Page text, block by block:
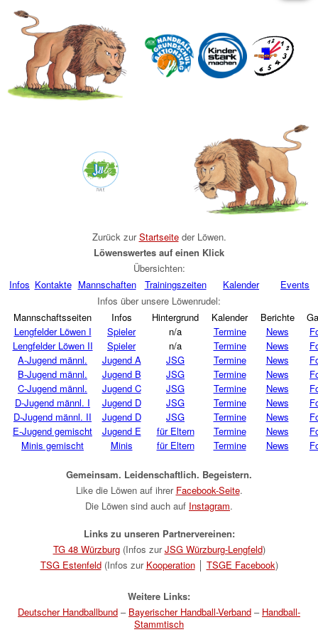
Zurück zurStartseiteder Löwen.
Löwenswertes auf einen Klick
Übersichten:
Infos Kontakte Mannschaften Trainingszeiten Kalender
Events
Infos über unsere Löwenrudel:
Mannschaftsseiten
Infos Hintergrund Kalender Berichte
Lengfelder Löwen I
Spieler n/a Termine News
Lengfelder Löwen II
Spieler n/a Termine News
A-Jugend männl.
Jugend A JSG Termine News
B-Jugend männl.
Jugend B JSG Termine News
C-Jugend männl.
Jugend C JSG Termine News
D-Jugend männl. I
Jugend D JSG Termine News
D-Jugend männl. II
Jugend D JSG Termine News
E-Jugend gemischt
Jugend E für Eltern Termine News
Minis gemischt
Minis für Eltern Termine News
Gemeinsam. Leidenschaftlich. Begeistern.
Like die Löwen auf ihrer Facebook-Seite.
Die Löwen sind auch auf Instagram.
Links zu unseren Partnervereinen:
TG 48 Würzburg(Infos zurJSG Würzburg-Lengfeld)
TSG Estenfeld(Infos zur Kooperation│ TSGE Facebook)
Weitere Links:
Deutscher Handballbund – Bayerischer Handball-Verband – Handball-
Stammtisch